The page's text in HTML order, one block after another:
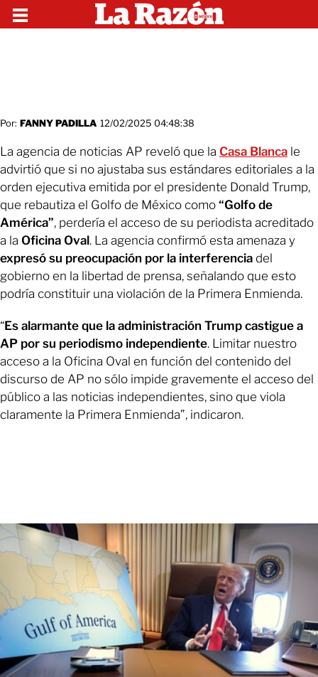
Por: FANNY PADILLA 12/02/2025 04:48:38
La agencia de noticias AP reveló que la Casa Blanca le
advirtió que si no ajustaba sus estándares editoriales a la
orden ejecutiva emitida por el presidente Donald Trump,
que rebautiza el Golfo de México como “Golfo de
América”, perdería el acceso de su periodista acreditado
a la Oficina Oval. La agencia confirmó esta amenaza y
expresó su preocupación por la interferencia del
gobierno en la libertad de prensa, señalando que esto
podría constituir una violación de la Primera Enmienda.
“Es alarmante que la administración Trump castigue a
AP por su periodismo independiente. Limitar nuestro
acceso a la Oficina Oval en función del contenido del
discurso de AP no sólo impide gravemente el acceso del
público a las noticias independientes, sino que viola
claramente la Primera Enmienda”, indicaron.